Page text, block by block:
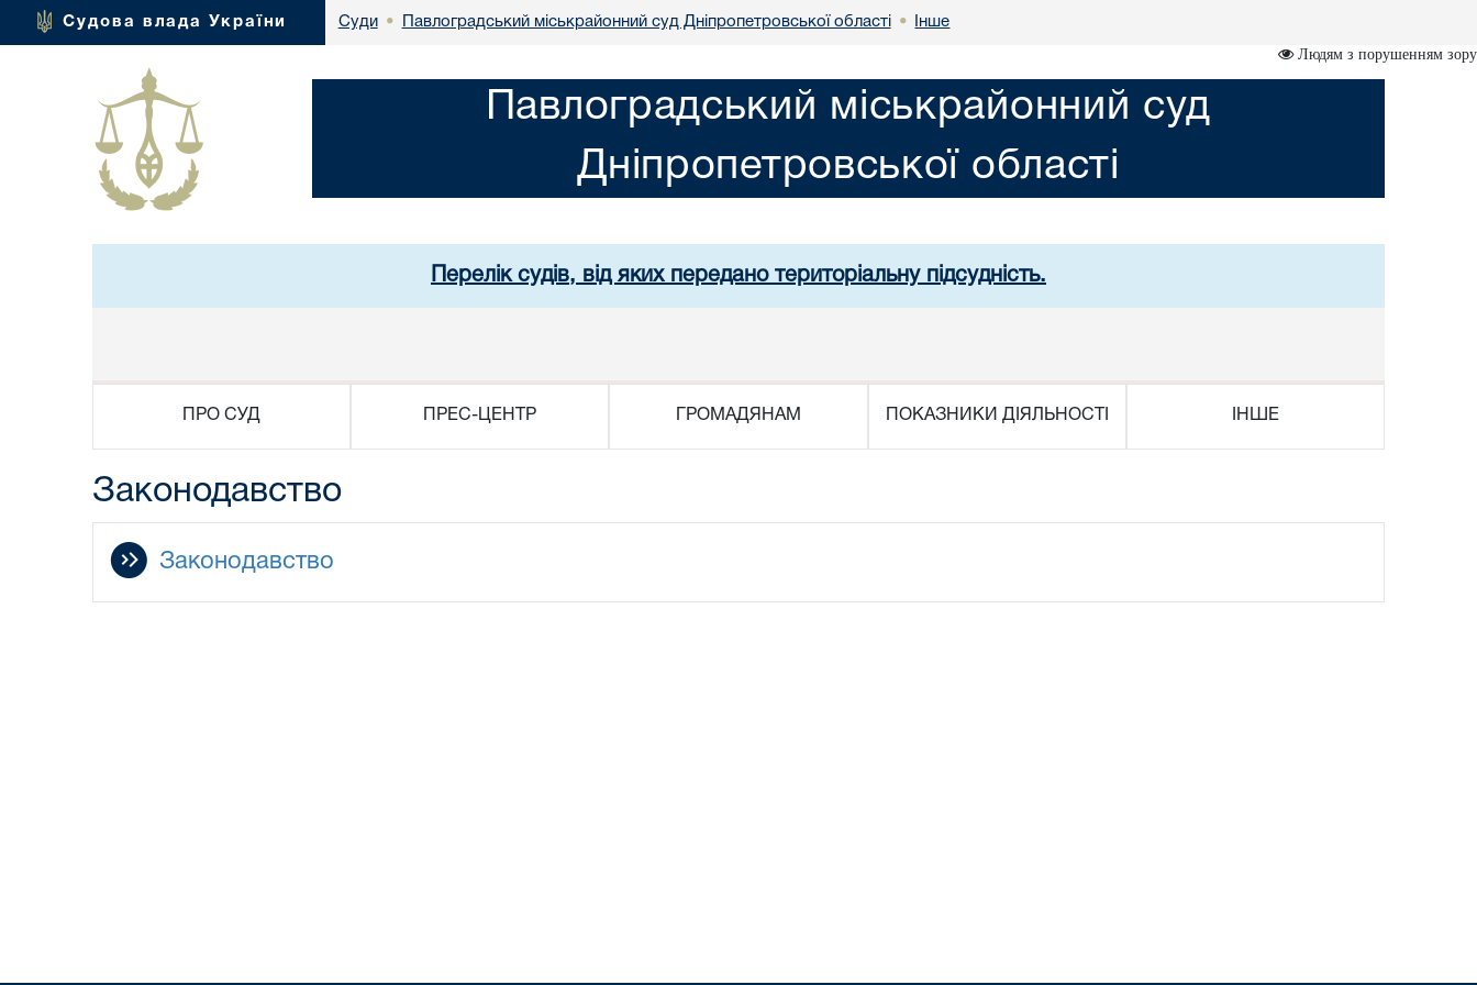
Судова влада України Суди • Павлоградський міськрайонний суд Дніпропетровської області • Інше
Людям з порушенням зору
Павлоградський міськрайонний суд
Дніпропетровської області
Перелік судів, від яких передано територіальну підсудність.
ПРО СУД ПРЕС-ЦЕНТР ГРОМАДЯНАМ ПОКАЗНИКИ ДІЯЛЬНОСТІ ІНШЕ
Законодавство
Законодавство